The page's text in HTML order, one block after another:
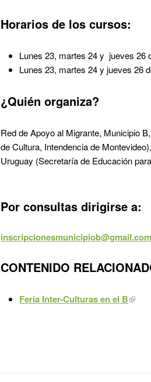
Horarios de los cursos:
Lunes 23, martes 24 y jueves 26
Lunes 23, martes 24 y jueves 26
¿Quién organiza?
Red de Apoyo al Migrante, Municipio
de Cultura, Intendencia de
Uruguay (Secretaría de Educación
Por consultas dirigirse a:
inscripcionesmunicipiob@gmail.com
CONTENIDO
Feria Inter-Culturas en el B